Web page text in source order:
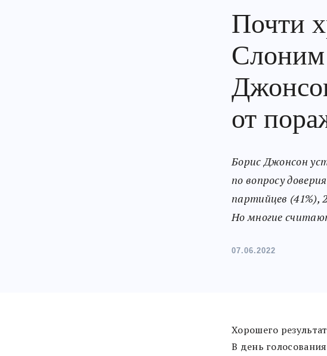
Почти
от
Борис Джонсон
по вопросу
партийцев (41%),
Но многие
07.06.2022
Хорошего
В день